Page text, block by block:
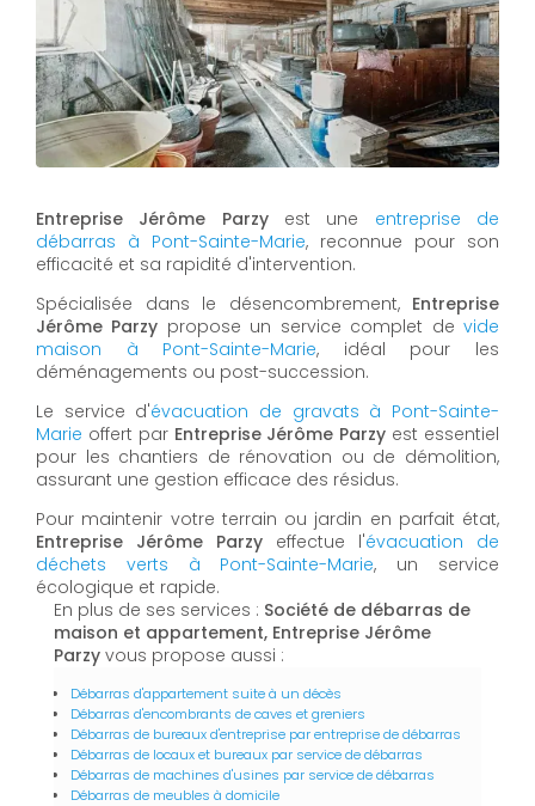
Entreprise Jérôme Parzyest une entreprise de
débarras à Pont-Sainte-Marie, reconnue pour son
efficacité et sa rapidité d'intervention.
Spécialisée dans le désencombrement, Entreprise
Jérôme Parzy propose un service complet devide
maison à Pont-Sainte-Marie, idéal pour les
déménagements ou post-succession.
Le service d'évacuation de gravats à Pont-Sainte-
Marie offert par Entreprise Jérôme Parzy est essentiel
pour les chantiers de rénovation ou de démolition,
assurant une gestion efficace des résidus.
Pour maintenir votre terrain ou jardin en parfait état,
Entreprise Jérôme Parzy effectue l'évacuation de
déchets verts à Pont-Sainte-Marie, un service
écologique et rapide.
En plus de ses services : Société de débarras de
maison et appartement, Entreprise Jérôme
Parzy vous propose aussi :
Débarras d'appartement suite à un décès
Débarras d'encombrants de caves et greniers
Débarras de bureaux d'entreprise par entreprise de débarras
Débarras de locaux et bureaux par service de débarras
Débarras de machines d'usines par service de débarras
Débarras de meubles à domicile